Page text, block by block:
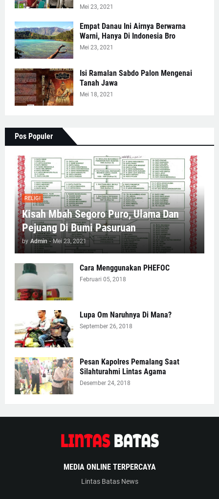
Mei 23, 2021
Empat Danau Ini Airnya Berwarna
Warni, Hanya Di Indonesia Bro
Mei 23, 2021
Isi Ramalan Sabdo Palon Mengenai
Tanah Jawa
Mei 18, 2021
Pos Populer
RELIGI
Kisah Mbah Segoro Puro, Ulama Dan
Pejuang Di Bumi Pasuruan
by Admin - Mei 23, 2021
Cara Menggunakan PHEFOC
Februari 05, 2018
Lupa Om Naruhnya Di Mana?
September 26, 2018
Pesan Kapolres Pemalang Saat
Silahturahmi Lintas Agama
Desember 24, 2018
MEDIA ONLINE TERPERCAYA
Lintas Batas News